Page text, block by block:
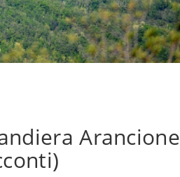
Arancione